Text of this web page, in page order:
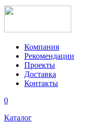
Компания
Рекомендации
Проекты
Доставка
Контакты
0
Каталог